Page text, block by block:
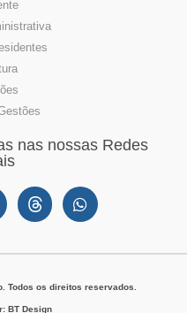
nas nossas Redes
Todos os direitos reservados.
BT Design